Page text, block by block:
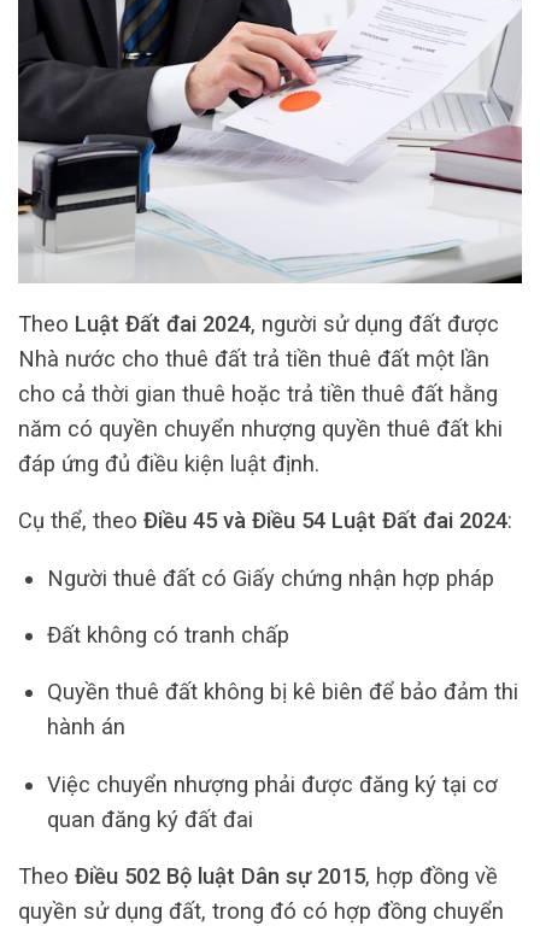
Theo Luật Đất đai 2024, người sử dụng đất được
Nhà nước cho thuê đất trả tiền thuê đất một lần
cho cả thời gian thuê hoặc trả tiền thuê đất hằng
năm có quyền chuyển nhượng quyền thuê đất khi
đáp ứng đủ điều kiện luật định.
Cụ thể, theo Điều 45 và Điều 54 Luật Đất đai 2024:
Người thuê đất có Giấy chứng nhận hợp pháp
Đất không có tranh chấp
Quyền thuê đất không bị kê biên để bảo đảm thi
hành án
Việc chuyển nhượng phải được đăng ký tại cơ
quan đăng ký đất đai
Theo Điều 502 Bộ luật Dân sự 2015, hợp đồng về
quyền sử dụng đất, trong đó có hợp đồng chuyển